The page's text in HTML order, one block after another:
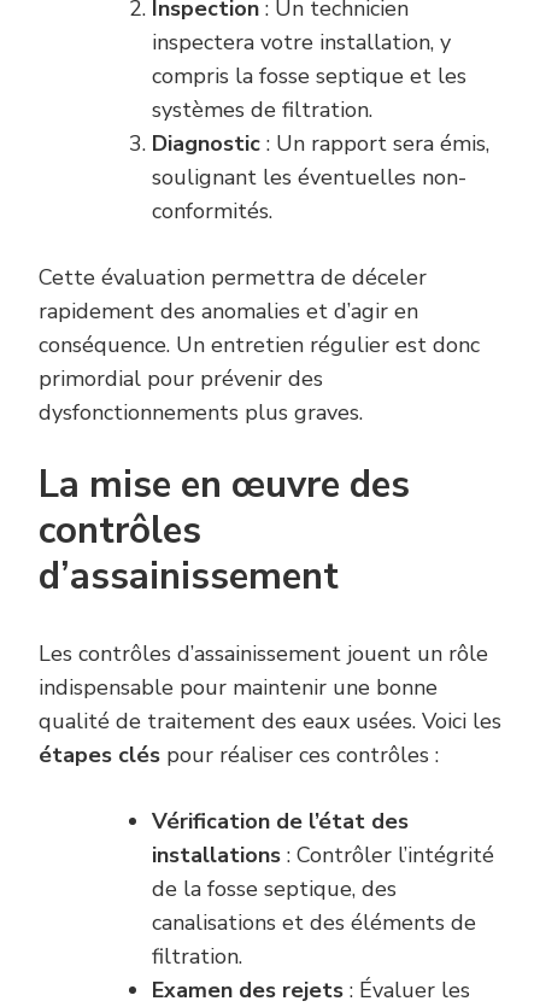
Inspection : Un technicien
inspectera votre installation, y
compris la fosse septique et les
systèmes de filtration.
Diagnostic : Un rapport sera émis,
soulignant les éventuelles non-
conformités.
Cette évaluation permettra de déceler
rapidement des anomalies et d’agir en
conséquence. Un entretien régulier est donc
primordial pour prévenir des
dysfonctionnements plus graves.
La mise en œuvre des
contrôles
d’assainissement
Les contrôles d’assainissement jouent un rôle
indispensable pour maintenir une bonne
qualité de traitement des eaux usées. Voici les
étapes clés pour réaliser ces contrôles :
Vérification de l’état des
installations : Contrôler l’intégrité
de la fosse septique, des
canalisations et des éléments de
filtration.
Examen des rejets : Évaluer les